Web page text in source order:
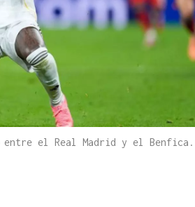
el Real Madrid y el Benfica.